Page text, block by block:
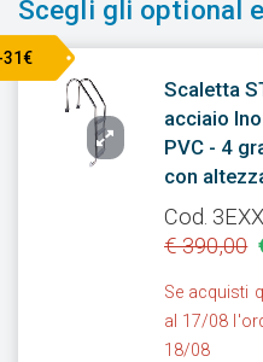
Scegli gli optional
Scaletta
acciaio
PVC - 4
con
Cod.
€ 390,00
Se acquisti
al 17/08
18/08